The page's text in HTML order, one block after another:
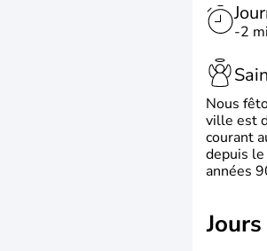
-2
Nous
ville est
courant
depuis
années